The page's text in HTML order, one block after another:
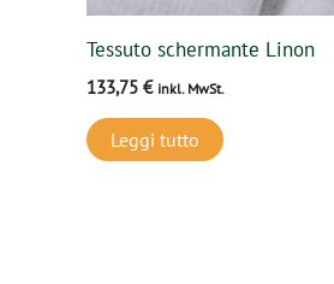
Tessuto schermante Linon
133,75 € inkl. MwSt.
Leggi tutto